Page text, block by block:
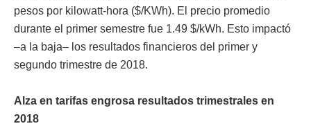
pesos por kilowatt-hora ($/KWh). El precio promedio
durante el primer semestre fue 1.49 $/kWh. Esto impactó
–a la baja– los resultados financieros del primer y
segundo trimestre de 2018.
Alza en tarifas engrosa resultados trimestrales en
2018